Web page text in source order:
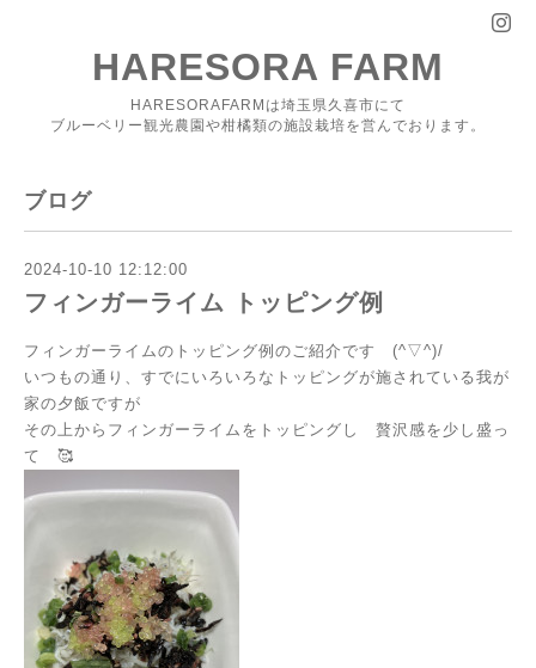
HARESORA FARM
HARESORAFARMは埼玉県久喜市にて
ブルーベリー観光農園や柑橘類の施設栽培を営んでおります。
ブログ
2024-10-10 12:12:00
フィンガーライム トッピング例
フィンガーライムのトッピング例のご紹介です (^▽^)/
いつもの通り、すでにいろいろなトッピングが施されている我が
家の夕飯ですが
その上からフィンガーライムをトッピングし 贅沢感を少し盛っ
て 🥰